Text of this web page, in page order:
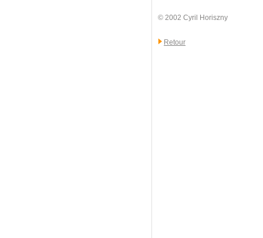
© 2002 Cyril Horiszny
Retour